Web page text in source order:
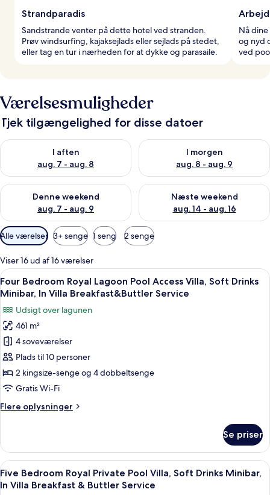
Strandparadis
Sandstrande venter på dette hotel ved stranden.
Prøv windsurfing, kajaksejlads eller sejlads på stedet,
eller tag en tur i nærheden for at dykke og parasaile.
Nå
og nyd
ved
Værelsesmuligheder
Tjek tilgængelighed for disse datoer
I aften
aug. 7 - aug. 8
Tjek tilgængelighed for i aften aug. 7 - aug. 8
I morgen
aug. 8 - aug. 9
Tjek tilgængelighed for i
Denne weekend
aug. 7 - aug. 9
Tjek tilgængelighed for denne weekend aug. 7 - aug. 9
Næste weekend
aug. 14 - aug. 16
Tjek tilgængelighed for næste
Tilgængelige
filtre
for
værelser
Alle værelser 3+ senge 1 seng 2 senge
Viser 16 ud af 16 værelser
Indlæs
alle
billeder
af
Four
Bedroom
Royal
Lagoon
Pool
Villa,
Minibar,
In
Villa
Et hotelværelse med en stor seng,
11
Four Bedroom Royal Lagoon Pool Access Villa, Soft Drinks
Minibar, In Villa Breakfast&Buttler Service
Udsigt over lagunen
461 m²
4 soveværelser
Plads til 10 personer
2 kingsize-senge og 4 dobbeltsenge
Gratis Wi-Fi
Flere oplysninger
Flere
Bedroom
Royal
Lagoon
Pool
Se priser
Indlæs
alle
Et hotelværelse med en stor seng,
12
Five Bedroom Royal Private Pool Villa, Soft Drinks Minibar,
In Villa Breakfast & Buttler Service